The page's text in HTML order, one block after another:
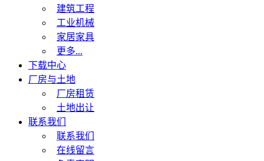
建筑工程
工业机械
家居家具
更多...
下载中心
厂房与土地
厂房租赁
土地出让
联系我们
联系我们
在线留言